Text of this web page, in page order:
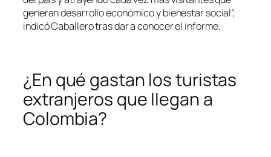
generan desarrollo económico y bienestar social”,
indicó Caballero tras dar a conocer el informe.
¿En qué gastan los turistas
extranjeros que llegan a
Colombia?